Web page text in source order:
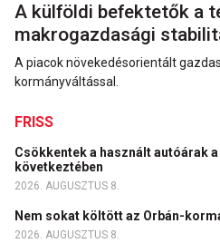
A külföldi befektetők a
makrogazdasági
A piacok növekedésorientált
kormányváltással.
FRISS
Csökkentek a használt autóárak
következtében
2026. AUGUSZTUS 8.
Nem sokat költött az Orbán-
2026. AUGUSZTUS 8.